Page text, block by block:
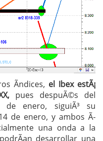
Ã­ndices, el Ibex estÃ¡
pues despuÃ©s del
enero, siguiÃ³ su
de enero, y ambos Ã­
una onda a la
desarrollar una